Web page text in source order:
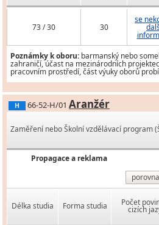
73 / 30 30
se
Poznámky k oboru: barmanský nebo
zahraničí, účast na mezinárodních
pracovním prostředí, část výuky oborů
H 66-52-H/01 Aranžér
Zaměření nebo Školní vzdělávací program
Propagace a reklama
Délka studia Forma studia Počet
cizích